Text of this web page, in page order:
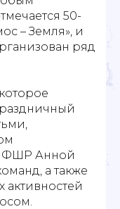
50-
– Земля», и
ряд
ФШР Анной
а также
активностей